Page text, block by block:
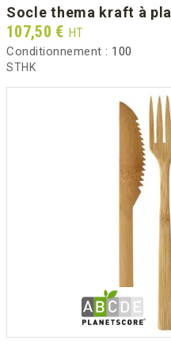
socle thema kraft à
Prix
107,50 € HT
Conditionnement : 100
STHK